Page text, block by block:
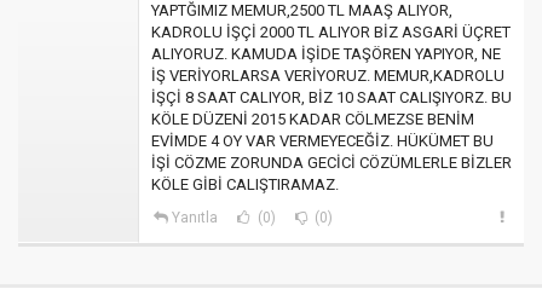
YAPTĞIMIZ MEMUR,2500 TL MAAŞ ALIYOR,
KADROLU İŞÇİ 2000 TL ALIYOR BİZ ASGARİ ÜÇRET
ALIYORUZ. KAMUDA İŞİDE TAŞÖREN YAPIYOR, NE
İŞ VERİYORLARSA VERİYORUZ. MEMUR,KADROLU
İŞÇİ 8 SAAT CALIYOR, BİZ 10 SAAT CALIŞIYORZ. BU
KÖLE DÜZENİ 2015 KADAR CÖLMEZSE BENİM
EVİMDE 4 OY VAR VERMEYECEĞİZ. HÜKÜMET BU
İŞİ CÖZME ZORUNDA GECİCİ CÖZÜMLERLE BİZLER
KÖLE GİBİ CALIŞTIRAMAZ.
Yanıtla (0) (0)